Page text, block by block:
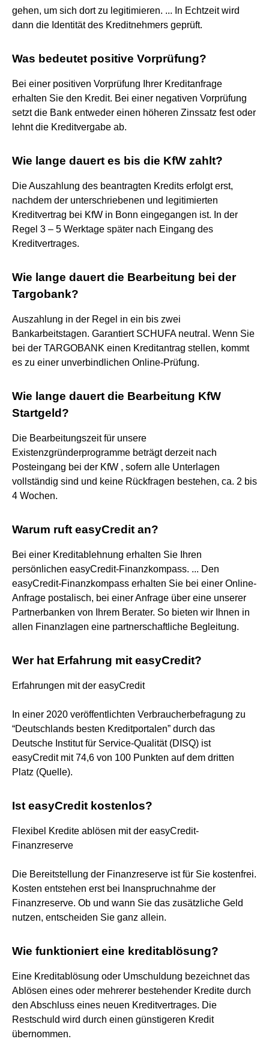
gehen, um sich dort zu legitimieren. ... In Echtzeit wird
dann die Identität des Kreditnehmers geprüft.
Was bedeutet positive Vorprüfung?
Bei einer positiven Vorprüfung Ihrer Kreditanfrage
erhalten Sie den Kredit. Bei einer negativen Vorprüfung
setzt die Bank entweder einen höheren Zinssatz fest oder
lehnt die Kreditvergabe ab.
Wie lange dauert es bis die KfW zahlt?
Die Auszahlung des beantragten Kredits erfolgt erst,
nachdem der unterschriebenen und legitimierten
Kreditvertrag bei KfW in Bonn eingegangen ist. In der
Regel 3 – 5 Werktage später nach Eingang des
Kreditvertrages.
Wie lange dauert die Bearbeitung bei der
Targobank?
Auszahlung in der Regel in ein bis zwei
Bankarbeitstagen. Garantiert SCHUFA neutral. Wenn Sie
bei der TARGOBANK einen Kreditantrag stellen, kommt
es zu einer unverbindlichen Online-Prüfung.
Wie lange dauert die Bearbeitung KfW
Startgeld?
Die Bearbeitungszeit für unsere
Existenzgründerprogramme beträgt derzeit nach
Posteingang bei der KfW , sofern alle Unterlagen
vollständig sind und keine Rückfragen bestehen, ca. 2 bis
4 Wochen.
Warum ruft easyCredit an?
Bei einer Kreditablehnung erhalten Sie Ihren
persönlichen easyCredit-Finanzkompass. ... Den
easyCredit-Finanzkompass erhalten Sie bei einer Online-
Anfrage postalisch, bei einer Anfrage über eine unserer
Partnerbanken von Ihrem Berater. So bieten wir Ihnen in
allen Finanzlagen eine partnerschaftliche Begleitung.
Wer hat Erfahrung mit easyCredit?
Erfahrungen mit der easyCredit
In einer 2020 veröffentlichten Verbraucherbefragung zu
“Deutschlands besten Kreditportalen” durch das
Deutsche Institut für Service-Qualität (DISQ) ist
easyCredit mit 74,6 von 100 Punkten auf dem dritten
Platz (Quelle).
Ist easyCredit kostenlos?
Flexibel Kredite ablösen mit der easyCredit-
Finanzreserve
Die Bereitstellung der Finanzreserve ist für Sie kostenfrei.
Kosten entstehen erst bei Inanspruchnahme der
Finanzreserve. Ob und wann Sie das zusätzliche Geld
nutzen, entscheiden Sie ganz allein.
Wie funktioniert eine kreditablösung?
Eine Kreditablösung oder Umschuldung bezeichnet das
Ablösen eines oder mehrerer bestehender Kredite durch
den Abschluss eines neuen Kreditvertrages. Die
Restschuld wird durch einen günstigeren Kredit
übernommen.